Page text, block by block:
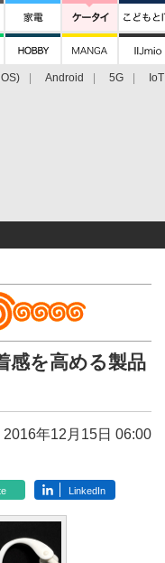
Android 5G IoT
感を高める製品
2016年12月15日 06:00
LinkedIn